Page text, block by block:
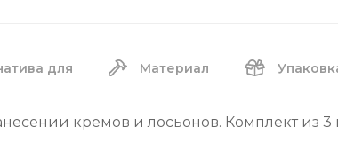
для Материал
кремов и лосьонов. Комплект из 3